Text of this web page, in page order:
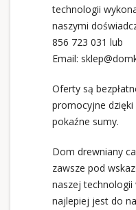
technologii
naszymi
856 723 031 lub
Email:
Oferty są
promocyjne
pokaźne sumy.
Dom drewniany
zawsze pod
naszej technologii
najlepiej jest do